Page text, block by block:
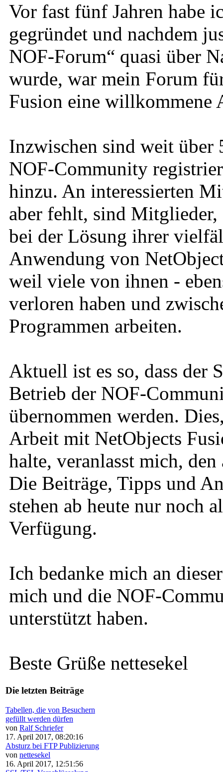
Vor fast fünf Jahren habe
gegründet und nachdem
NOF-Forum“ quasi über
wurde, war mein Forum
Fusion eine willkommene
Inzwischen sind weit über
NOF-Community
hinzu. An interessierten
aber fehlt, sind Mitglieder,
bei der Lösung ihrer
Anwendung von
weil viele von ihnen -
verloren haben und
Programmen arbeiten.
Aktuell ist es so, dass der
Betrieb der NOF-
übernommen werden.
Arbeit mit NetObjects
halte, veranlasst mich,
Die Beiträge, Tipps und
stehen ab heute nur noch
Verfügung.
Ich bedanke mich an
mich und die NOF-
unterstützt haben.
Beste Grüße nettesekel
Die letzten Beiträge
Tabellen, die von Besuchern
gefüllt werden dürfen
von Ralf Schriefer
17. April 2017, 08:20:16
Absturz bei FTP Publizierung
von nettesekel
16. April 2017, 12:51:56